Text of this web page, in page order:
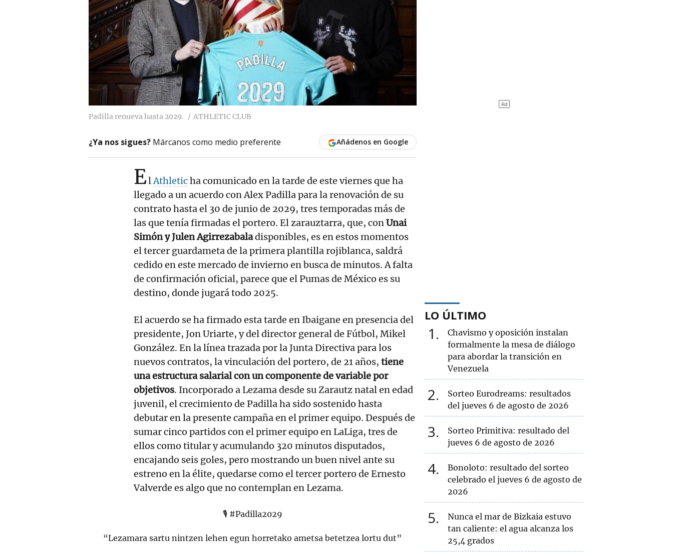
Padilla renueva hasta 2029. ATHLETIC CLUB
¿Ya nos sigues? Márcanos como medio preferente Añádenos en Google
ElAthleticha comunicado en la tarde de este viernes que ha
llegado a un acuerdo con Alex Padilla para la renovación de su
contrato hasta el 30 de junio de 2029, tres temporadas más de
las que tenía firmadas el portero. El zarauztarra, que, conUnai
Simón y Julen Agirrezabaladisponibles, es en estos momentos
el tercer guardameta de la primera plantilla rojiblanca, saldrá
cedido en este mercado de invierno en busca de minutos. A falta
de confirmación oficial, parece que el Pumas de México es su
destino, donde jugará todo 2025.
El acuerdo se ha firmado esta tarde en Ibaigane en presencia del
presidente, Jon Uriarte, y del director general de Fútbol, Mikel
González. En la línea trazada por la Junta Directiva para los
nuevos contratos, la vinculación del portero, de 21 años, tiene
una estructura salarial con un componente de variable por
objetivos. Incorporado a Lezama desde su Zarautz natal en edad
juvenil, el crecimiento de Padilla ha sido sostenido hasta
debutar en la presente campaña en el primer equipo. Después de
sumar cinco partidos con el primer equipo en LaLiga, tres de
ellos como titular y acumulando 320 minutos disputados,
encajando seis goles, pero mostrando un buen nivel ante su
estreno en la élite, quedarse como el tercer portero de Ernesto
Valverde es algo que no contemplan en Lezama.
🎙️ #Padilla2029
“Lezamara sartu nintzen lehen egun horretako ametsa betetzea lortu dut”
LO ÚLTIMO
1
Chavismo y oposición instalan
formalmente la mesa de diálogo
para abordar la transición en
Venezuela
2
Sorteo Eurodreams: resultados
del jueves 6 de agosto de 2026
3
Sorteo Primitiva: resultado del
jueves 6 de agosto de 2026
4
Bonoloto: resultado del sorteo
celebrado el jueves 6 de agosto de
2026
5
Nunca el mar de Bizkaia estuvo
tan caliente: el agua alcanza los
25,4 grados